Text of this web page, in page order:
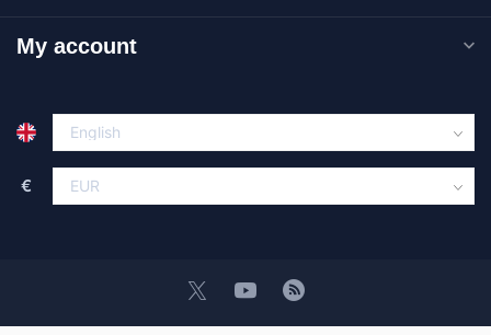
My account
€